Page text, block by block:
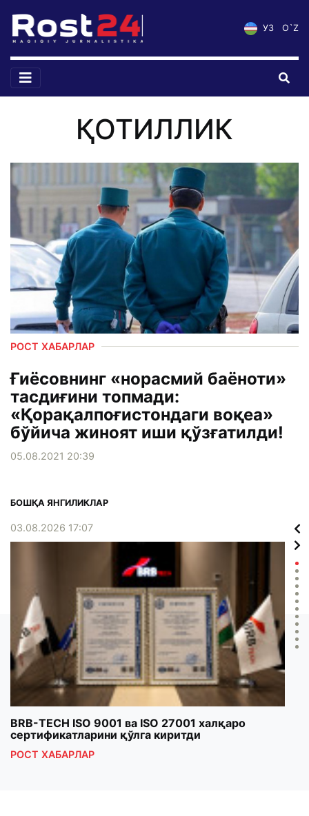
УЗ O`Z
ҚОТИЛЛИК
РОСТ ХАБАРЛАР
Ғиёсовнинг «норасмий баёноти»
тасдиғини топмади:
«Қорақалпоғистондаги воқеа»
бўйича жиноят иши қўзғатилди!
05.08.2021 20:39
БОШҚА ЯНГИЛИКЛАР
03.08.2026 17:07
BRB-TECH ISO 9001 ва ISO 27001 халқаро
сертификатларини қўлга киритди
РОСТ ХАБАРЛАР